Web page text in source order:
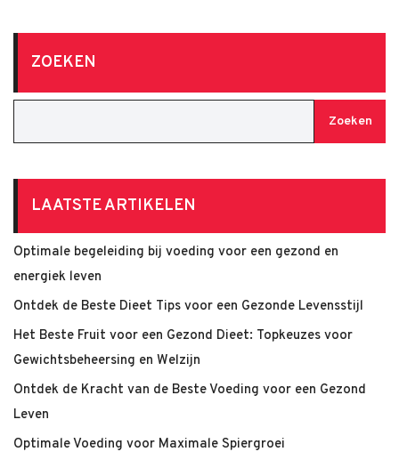
ZOEKEN
Zoeken
LAATSTE ARTIKELEN
Optimale begeleiding bij voeding voor een gezond en
energiek leven
Ontdek de Beste Dieet Tips voor een Gezonde Levensstijl
Het Beste Fruit voor een Gezond Dieet: Topkeuzes voor
Gewichtsbeheersing en Welzijn
Ontdek de Kracht van de Beste Voeding voor een Gezond
Leven
Optimale Voeding voor Maximale Spiergroei